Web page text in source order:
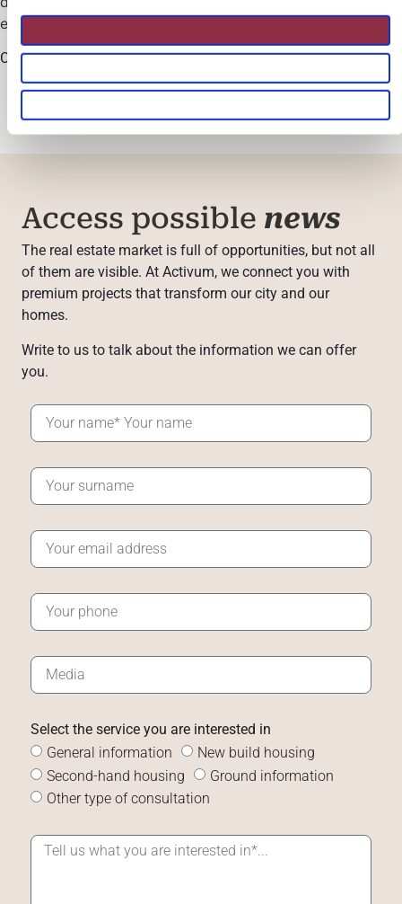
Permitir todas
Permitir la selección
estrella de Madrid!
Contacta con nosotros
Access possible news
The real estate market is full of opportunities, but not all
of them are visible. At Activum, we connect you with
premium projects that transform our city and our
homes.
Write to us to talk about the information we can offer
you.
Select the service you are interested in
General information
New build housing
Second-hand housing
Ground information
Other type of consultation